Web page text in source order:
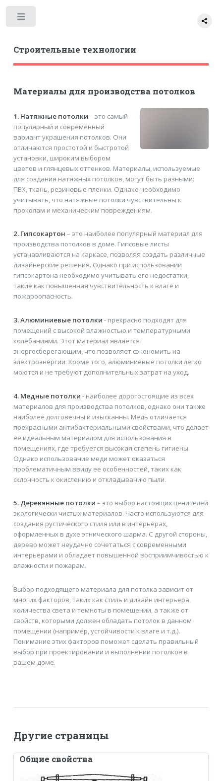
Строительные технологии
Материалы для производства потолков
1. Натяжные потолки – это самый
популярный и современный
вариант украшения потолков. Они
отличаются простотой и быстротой
установки, широким выбором
цветов и глянцевых оттенков. Материалы, используемые
для создания натяжных потолков, могут быть разными:
ПВХ, ткань, резиновые пленки. Однако необходимо
учитывать, что натяжные потолки чувствительны к
проколам и механическим повреждениям.
2. Гипсокартон – это наиболее популярный материал для
производства потолков в доме. Гипсовые листы
устанавливаются на каркасе, позволяя создать различные
дизайнерские решения. Однако при использовании
гипсокартона необходимо учитывать его недостатки,
такие как повышенная чувствительность к влаге и
пожароопасность.
3. Алюминиевые потолки - прекрасно подходят для
помещений с высокой влажностью и температурными
колебаниями. Этот материал является
энергосберегающим, что позволяет сэкономить на
электроэнергии. Кроме того, алюминиевые потолки легко
моются и не требуют дополнительных затрат на уход.
4. Медные потолки - наиболее дорогостоящие из всех
материалов для производства потолков, однако они также
наиболее долговечны и изысканны. Медь отличается
прекрасными антибактериальными свойствами, что делает
ее идеальным материалом для использования в
помещениях, где требуется высокая степень гигиены.
Однако использование меди может оказаться
проблематичным ввиду ее особенностей, таких как
склонность к окислению и откладыванию пыли.
5. Деревянные потолки – это выбор настоящих ценителей
экологически чистых материалов. Часто используются для
создания рустического стиля или в интерьерах,
оформленных в духе этнического шарма. С другой стороны,
дерево может неудачно сочетаться с современными
интерьерами и обладает повышенной восприимчивостью к
влажности и пожарам.
Выбор подходящего материала для потолка зависит от
многих факторов, таких как стиль и дизайн интерьера,
количества света и темноты в помещении, а также от
свойств, которыми должен обладать потолок в данном
помещении (например, устойчивости к влаге и т.д.).
Понимание этих факторов поможет сделать правильный
выбор при проектировании и выполнении потолков в
вашем доме.
Другие страницы
Общие свойства